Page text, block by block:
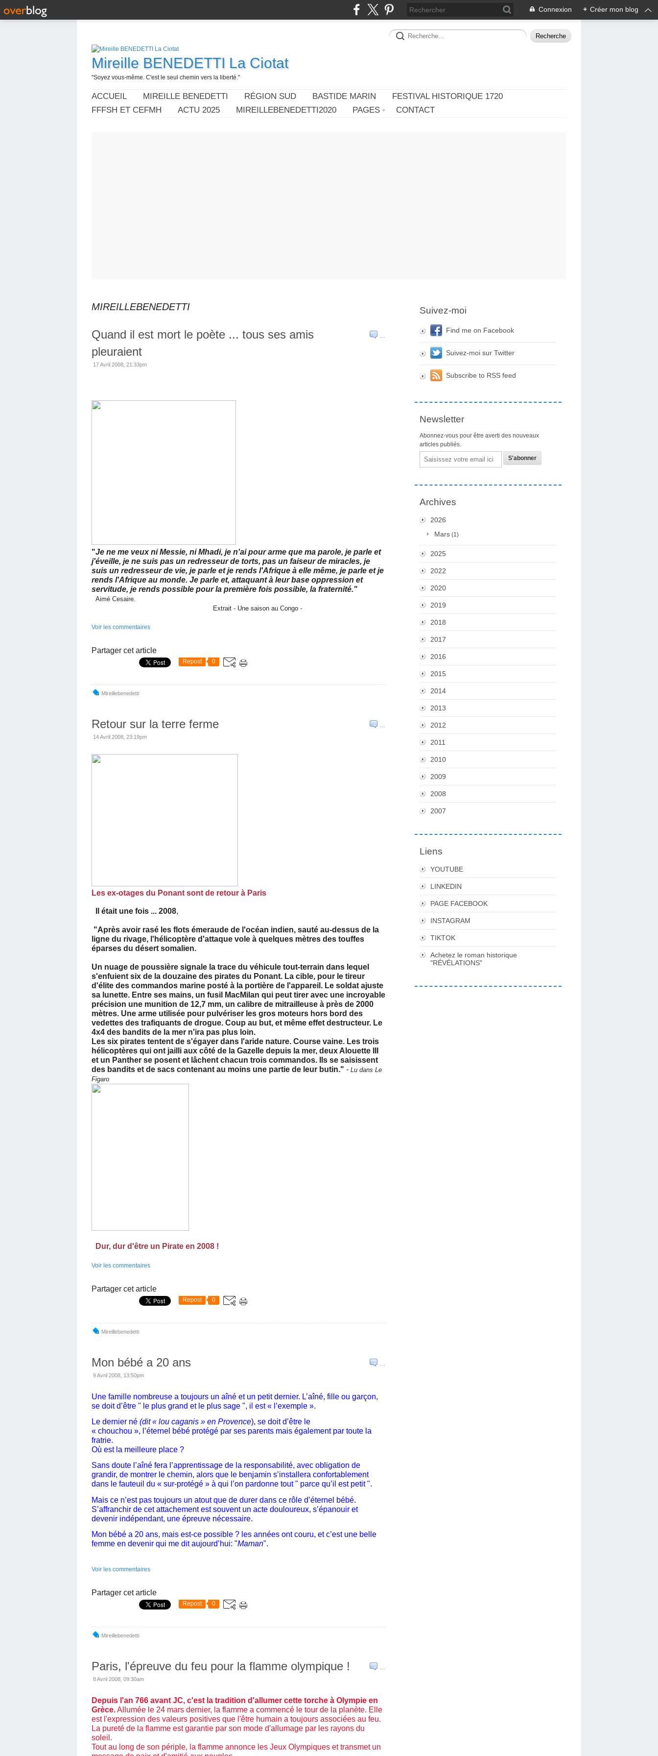
Connexion + Créer mon blog
Mireille BENEDETTI La Ciotat
"Soyez vous-même. C'est le seul chemin vers la liberté."
ACCUEIL MIREILLE BENEDETTI RÉGION SUD BASTIDE MARIN
FESTIVAL HISTORIQUE 1720
FFFSH ET CEFMH
ACTU 2025 MIREILLEBENEDETTI2020 PAGES CONTACT
MIREILLEBENEDETTI
…
Quand il est mort le poète ... tous ses amis
pleuraient
17 Avril 2008, 21:33pm
"Je ne me veux ni Messie, ni Mhadi, je n'ai pour arme que ma parole, je parle et
j'éveille, je ne suis pas un redresseur de torts, pas un faiseur de miracles, je
suis un redresseur de vie, je parle et je rends l'Afrique à elle même, je parle et je
rends l'Afrique au monde. Je parle et, attaquant à leur base oppression et
servitude, je rends possible pour la première fois possible, la fraternité."
Aimé Cesaire.
Extrait - Une saison au Congo -
Voir les commentaires
Partager cet article
Repost 0
Mireillebenedetti
…
Retour sur la terre ferme
14 Avril 2008, 23:19pm
Les ex-otages du Ponant sont de retour à Paris
Il était une fois ... 2008,
"Après avoir rasé les flots émeraude de l'océan indien, sauté au-dessus de la
ligne du rivage, l'hélicoptère d'attaque vole à quelques mètres des touffes
éparses du désert somalien.
Un nuage de poussière signale la trace du véhicule tout-terrain dans lequel
s'enfuient six de la douzaine des pirates du Ponant. La cible, pour le tireur
d'élite des commandos marine posté à la portière de l'appareil. Le soldat ajuste
sa lunette. Entre ses mains, un fusil MacMilan qui peut tirer avec une incroyable
précision une munition de 12,7 mm, un calibre de mitrailleuse à près de 2000
mètres. Une arme utilisée pour pulvériser les gros moteurs hors bord des
vedettes des trafiquants de drogue. Coup au but, et même effet destructeur. Le
4x4 des bandits de la mer n'ira pas plus loin.
Les six pirates tentent de s'égayer dans l'aride nature. Course vaine. Les trois
hélicoptères qui ont jailli aux côté de la Gazelle depuis la mer, deux Alouette III
et un Panther se posent et lâchent chacun trois commandos. Ils se saisissent
des bandits et de sacs contenant au moins une partie de leur butin." - Lu dans Le
Figaro
Dur, dur d'être un Pirate en 2008 !
Voir les commentaires
Partager cet article
Repost 0
Mireillebenedetti
…
Mon bébé a 20 ans
9 Avril 2008, 13:50pm
Une famille nombreuse a toujours un aîné et un petit dernier. L’aîné, fille ou garçon,
se doit d’être " le plus grand et le plus sage ", il est « l’exemple ».
Le dernier né (dit « lou caganis » en Provence), se doit d’être le
« chouchou », l’éternel bébé protégé par ses parents mais également par toute la
fratrie.
Où est la meilleure place ?
Sans doute l’aîné fera l’apprentissage de la responsabilité, avec obligation de
grandir, de montrer le chemin, alors que le benjamin s’installera confortablement
dans le fauteuil du « sur-protégé » à qui l’on pardonne tout " parce qu’il est petit ".
Mais ce n’est pas toujours un atout que de durer dans ce rôle d’éternel bébé.
S’affranchir de cet attachement est souvent un acte douloureux, s’épanouir et
devenir indépendant, une épreuve nécessaire.
Mon bébé a 20 ans, mais est-ce possible ? les années ont couru, et c’est une belle
femme en devenir qui me dit aujourd’hui: "Maman".
Voir les commentaires
Partager cet article
Repost 0
Mireillebenedetti
…
Paris, l'épreuve du feu pour la flamme olympique !
8 Avril 2008, 09:30am
Depuis l'an 766 avant JC, c'est la tradition d'allumer cette torche à Olympie en
Grèce.Allumée le 24 mars dernier, la flamme a commencé le tour de la planète. Elle
est l'expression des valeurs positives que l'être humain a toujours associées au feu.
La pureté de la flamme est garantie par son mode d'allumage par les rayons du
soleil.
Tout au long de son périple, la flamme annonce les Jeux Olympiques et transmet un
Suivez-moi
Find me on Facebook
Suivez-moi sur Twitter
Subscribe to RSS feed
Newsletter
Abonnez-vous pour être averti des nouveaux
articles publiés.
Email
Archives
2026
Mars (1)
2025
2022
2020
2019
2018
2017
2016
2015
2014
2013
2012
2011
2010
2009
2008
2007
Liens
YOUTUBE
LINKEDIN
PAGE FACEBOOK
INSTAGRAM
TIKTOK
Achetez le roman historique
"RÉVÉLATIONS"